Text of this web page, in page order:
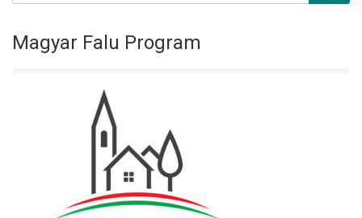
Magyar Falu Program